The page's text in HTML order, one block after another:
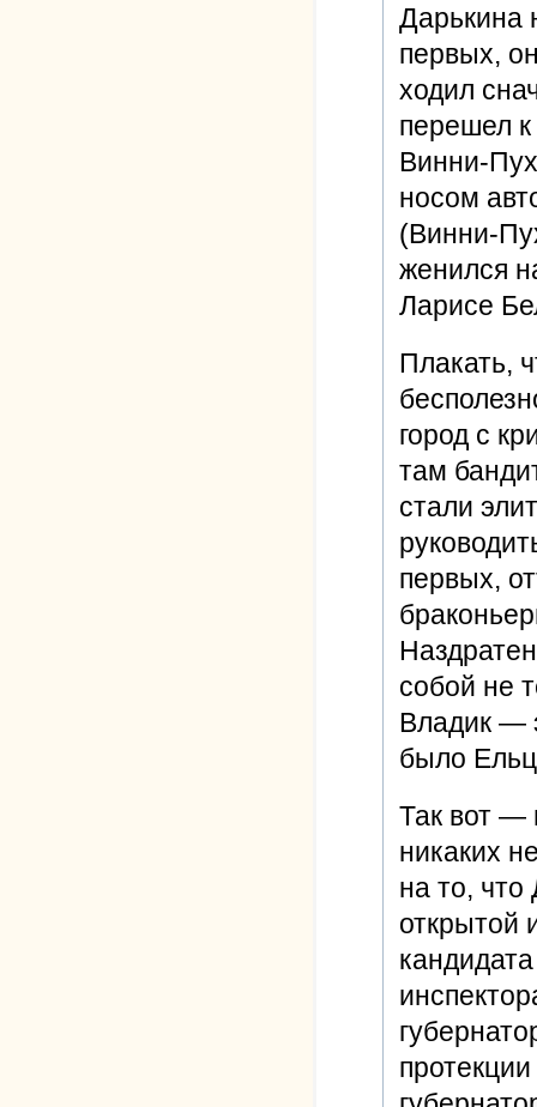
Дарькина
первых,
ходил
перешел к
Винни-
носом
(Винни-
женился
Ларисе
Плакать,
город с
там
стали
первых,
собой не
Владик —
было
Так вот —
никаких
на то,
открытой